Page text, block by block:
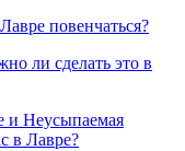
повенчаться?
ли сделать это в
и Неусыпаемая
в Лавре?